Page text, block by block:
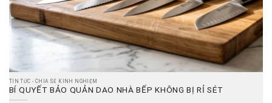
TIN TỨC - CHIA SẺ KINH NGHIỆM
BÍ QUYẾT BẢO QUẢN DAO NHÀ BẾP KHÔNG BỊ RỈ SÉT